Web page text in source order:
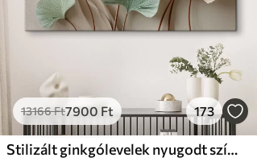
13166Ft7900 Ft 173
Stilizált ginkgólevelek nyugodt színekben